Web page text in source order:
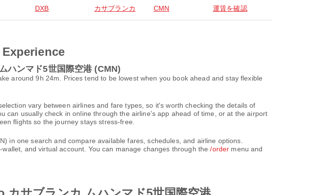
DXB カサブランカ CMN 運賃を確認
ハンマド5世国際空港 (CMN)
around 9h 24m. Prices tend to be lowest when you book ahead and stay flexible
vary between airlines and fare types, so it's worth checking the details of
usually check in online through the airline's app ahead of time, or at the airport
flights so the journey stays stress-free.
in one search and compare available fares, schedules, and airline options.
and virtual account. You can manage changes through the/order menu and